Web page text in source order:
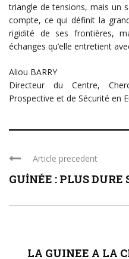
triangle de tensions, mais un
compte, ce qui définit la
rigidité de ses frontières,
échanges qu’elle entretient
Aliou BARRY
Directeur du Centre,
Prospective et de Sécurité en
Article precedent
GUİNÉE : PLUS DURE
LA GUINEE A LA